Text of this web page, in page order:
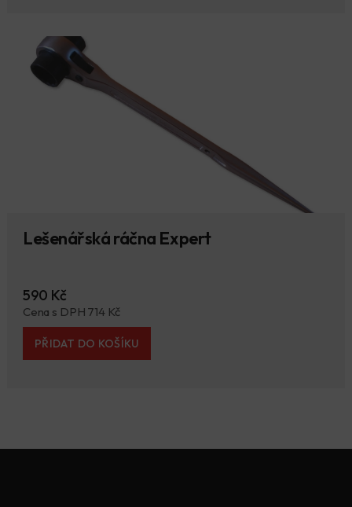
Lešenářská ráčna Expert
590 Kč
Cena s DPH 714 Kč
PŘIDAT DO KOŠÍKU